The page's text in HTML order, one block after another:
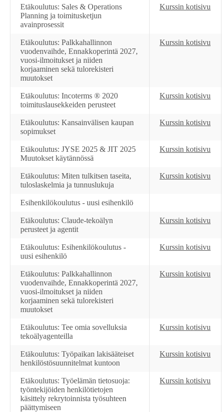
Etäkoulutus: Sales & Operations
Planning ja toimitusketjun
avainprosessit
Kurssin kotisivu
Etäkoulutus: Palkkahallinnon
vuodenvaihde, Ennakkoperintä 2027,
vuosi-ilmoitukset ja niiden
korjaaminen sekä tulorekisteri
muutokset
Kurssin kotisivu
Etäkoulutus: Incoterms ® 2020
toimituslausekkeiden perusteet
Kurssin kotisivu
Etäkoulutus: Kansainvälisen kaupan
sopimukset
Kurssin kotisivu
Etäkoulutus: JYSE 2025 & JIT 2025
Muutokset käytännössä
Kurssin kotisivu
Etäkoulutus: Miten tulkitsen taseita,
tuloslaskelmia ja tunnuslukuja
Kurssin kotisivu
Esihenkilökoulutus - uusi esihenkilö
Etäkoulutus: Claude-tekoälyn
perusteet ja agentit
Kurssin kotisivu
Etäkoulutus: Esihenkilökoulutus -
uusi esihenkilö
Kurssin kotisivu
Etäkoulutus: Palkkahallinnon
vuodenvaihde, Ennakkoperintä 2027,
vuosi-ilmoitukset ja niiden
korjaaminen sekä tulorekisteri
muutokset
Kurssin kotisivu
Etäkoulutus: Tee omia sovelluksia
tekoälyagenteilla
Kurssin kotisivu
Etäkoulutus: Työpaikan lakisääteiset
henkilöstösuunnitelmat kuntoon
Kurssin kotisivu
Etäkoulutus: Työelämän tietosuoja:
työntekijöiden henkilötietojen
käsittely rekrytoinnista työsuhteen
päättymiseen
Kurssin kotisivu